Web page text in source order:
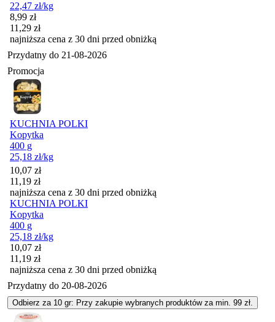
22,47 zł/kg
Cena promocyjna
8,99 zł
11,29 zł
najniższa cena z 30 dni przed obniżką
Przydatny do 21-08-2026
Promocja
KUCHNIA POLKI
Kopytka
400 g
25,18 zł/kg
Cena promocyjna
10,07 zł
11,19 zł
najniższa cena z 30 dni przed obniżką
KUCHNIA POLKI
Kopytka
400 g
25,18 zł/kg
Cena promocyjna
10,07 zł
11,19 zł
najniższa cena z 30 dni przed obniżką
Przydatny do 20-08-2026
Odbierz za 10 gr: Przy zakupie wybranych produktów za min. 99 zł.